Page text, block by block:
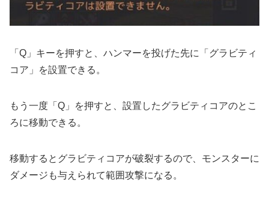
「Q」キーを押すと、ハンマーを投げた先に「グラビティ
コア」を設置できる。
もう一度「Q」を押すと、設置したグラビティコアのとこ
ろに移動できる。
移動するとグラビティコアが破裂するので、モンスターに
ダメージも与えられて範囲攻撃になる。